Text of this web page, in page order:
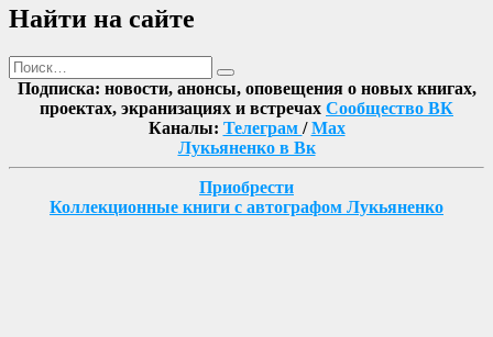
Найти на сайте
Поиск
Найти
Подписка: новости, анонсы, оповещения о новых книгах,
проектах, экранизациях и встречах Сообщество ВК
Каналы: Телеграм /Max
Лукьяненко в Вк
Приобрести
Коллекционные книги с автографом Лукьяненко